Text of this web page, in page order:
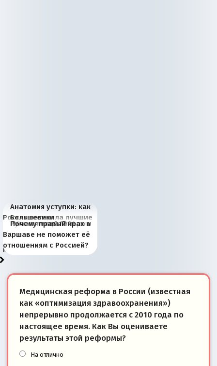
Анатомия уступки: как
Россия потеряла лучшие
рыбопромысловые
районы Баренцева
моря
Большевики
отличаются от «Яблока»
тем, что они -
победители
Киевская марионетка
Запада рассказала о
«переобувании» хозяев
В России назрели
перемены: 15 шагов к
суверенной экономике
Миграционный пожар
Европы
Россия начинает
сбрасывать балласт
Анкориджа
Россия зимой 1904
года: первые уступки во
внутренней политике
Русская нация вчера и
сегодня
Почему правый крах в
Варшаве не поможет её
отношениям с Россией?
Медицинская реформа в России (известная
как «оптимизация здравоохранения»)
непрерывно продолжается с 2010 года по
настоящее время. Как Вы оцениваете
результаты этой реформы?
На отлично